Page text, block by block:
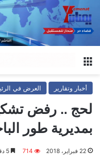
أخبار وتقارير العرض في
لحج .. رفض
بمديرية طور
22 فبراير، 2018 714